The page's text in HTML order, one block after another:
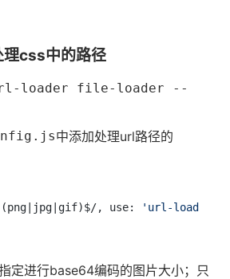
css中的路径
loader file-loader --
中添加处理url路径的
, use: 'url-loader'
定进行base64编码的图片大小；只